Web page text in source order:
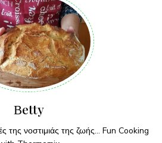
Βetty
της νοστιμιάς της ζωής... Fun Cooking